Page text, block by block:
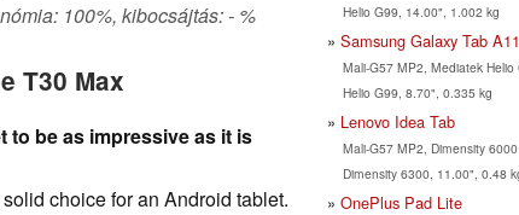
100%, kibocsájtás: - %
T30 Max
to be as impressive as it is
choice for an Android tablet.
Helio G99, 14.00", 1.002 kg
Samsung Galaxy Tab A11
Mali-G57 MP2, Mediatek Helio
Helio G99, 8.70", 0.335 kg
Lenovo Idea Tab
Mali-G57 MP2, Dimensity 6000
Dimensity 6300, 11.00", 0.48
OnePlus Pad Lite